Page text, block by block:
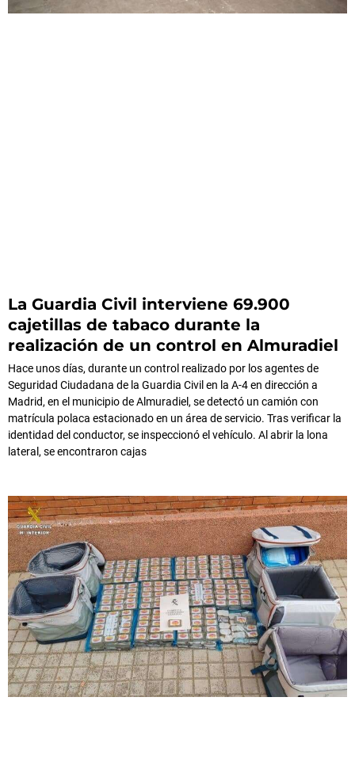
La Guardia Civil interviene 69.900
cajetillas de tabaco durante la
realización de un control en Almuradiel
Hace unos días, durante un control realizado por los agentes de
Seguridad Ciudadana de la Guardia Civil en la A-4 en dirección a
Madrid, en el municipio de Almuradiel, se detectó un camión con
matrícula polaca estacionado en un área de servicio. Tras verificar la
identidad del conductor, se inspeccionó el vehículo. Al abrir la lona
lateral, se encontraron cajas